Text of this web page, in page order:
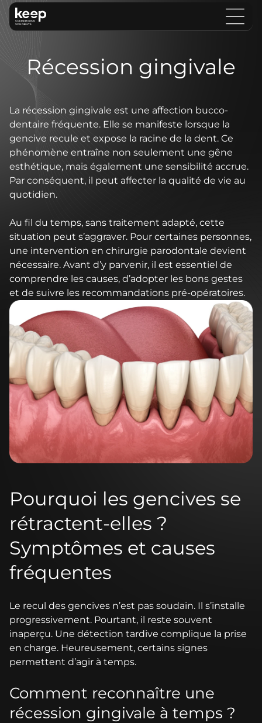
Récession gingivale
La récession gingivale est une affection bucco-
dentaire fréquente. Elle se manifeste lorsque la
gencive recule et expose la racine de la dent. Ce
phénomène entraîne non seulement une gêne
esthétique, mais également une sensibilité accrue.
Par conséquent, il peut affecter la qualité de vie au
quotidien.
Au fil du temps, sans traitement adapté, cette
situation peut s’aggraver. Pour certaines personnes,
une intervention en chirurgie parodontale devient
nécessaire. Avant d’y parvenir, il est essentiel de
comprendre les causes, d’adopter les bons gestes
et de suivre les recommandations pré-opératoires.
Pourquoi les gencives se
rétractent-elles ?
Symptômes et causes
fréquentes
Le recul des gencives n’est pas soudain. Il s’installe
progressivement. Pourtant, il reste souvent
inaperçu. Une détection tardive complique la prise
en charge. Heureusement, certains signes
permettent d’agir à temps.
Comment reconnaître une
récession gingivale à temps ?